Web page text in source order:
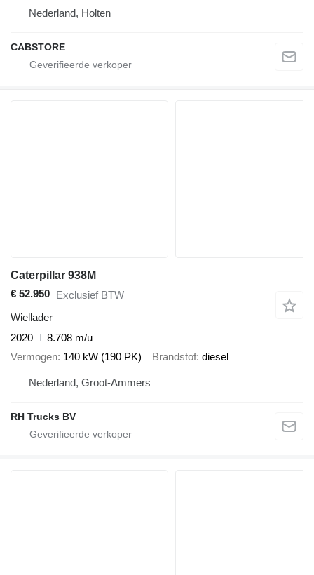
Nederland, Holten
CABSTORE
Caterpillar 938M
€ 52.950 Exclusief BTW
Wiellader
2020
8.708 m/u
Vermogen 140 kW (190 PK) Brandstof diesel
Nederland, Groot-Ammers
RH Trucks BV